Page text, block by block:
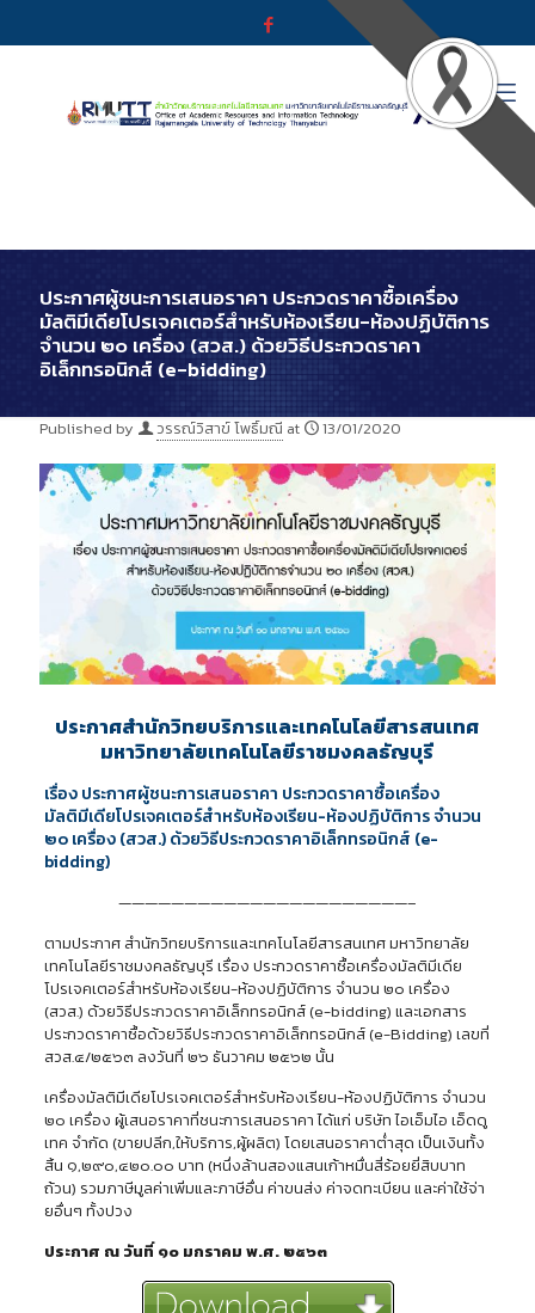
ประกาศผู้ชนะการเสนอราคา ประกวดราคาซื้อเครื่อง
มัลติมีเดียโปรเจคเตอร์สำหรับห้องเรียน-ห้องปฏิบัติการ
จำนวน ๒๐ เครื่อง (สวส.) ด้วยวิธีประกวดราคา
อิเล็กทรอนิกส์ (e-bidding)
Published by วรรณ์วิสาข์ โพธิ์มณี at 13/01/2020
ประกาศสำนักวิทยบริการและเทคโนโลยีสารสนเทศ
มหาวิทยาลัยเทคโนโลยีราชมงคลธัญบุรี
เรื่อง ประกาศผู้ชนะการเสนอราคา ประกวดราคาซื้อเครื่อง
มัลติมีเดียโปรเจคเตอร์สำหรับห้องเรียน-ห้องปฏิบัติการ จำนวน
๒๐ เครื่อง (สวส.) ด้วยวิธีประกวดราคาอิเล็กทรอนิกส์ (e-
bidding)
——————————————————————–
ตามประกาศ สำนักวิทยบริการและเทคโนโลยีสารสนเทศ มหาวิทยาลัย
เทคโนโลยีราชมงคลธัญบุรี เรื่อง ประกวดราคาซื้อเครื่องมัลติมีเดีย
โปรเจคเตอร์สำหรับห้องเรียน-ห้องปฏิบัติการ จำนวน ๒๐ เครื่อง
(สวส.) ด้วยวิธีประกวดราคาอิเล็กทรอนิกส์ (e-bidding) และเอกสาร
ประกวดราคาซื้อด้วยวิธีประกวดราคาอิเล็กทรอนิกส์ (e-Bidding) เลขที่
สวส.๔/๒๕๖๓ ลงวันที่ ๒๖ ธันวาคม ๒๕๖๒ นั้น
เครื่องมัลติมีเดียโปรเจคเตอร์สำหรับห้องเรียน-ห้องปฏิบัติการ จำนวน
๒๐ เครื่อง ผู้เสนอราคาที่ชนะการเสนอราคา ได้แก่ บริษัท ไอเอ็มไอ เอ็ดดู
เทค จำกัด (ขายปลีก,ให้บริการ,ผู้ผลิต) โดยเสนอราคาต่ำสุด เป็นเงินทั้ง
สิ้น ๑,๒๙๐,๔๒๐.๐๐ บาท (หนึ่งล้านสองแสนเก้าหมื่นสี่ร้อยยี่สิบบาท
ถ้วน) รวมภาษีมูลค่าเพิ่มและภาษีอื่น ค่าขนส่ง ค่าจดทะเบียน และค่าใช้จ่า
ยอื่นๆ ทั้งปวง
ประกาศ ณ วันที่ ๑๐ มกราคม พ.ศ. ๒๕๖๓